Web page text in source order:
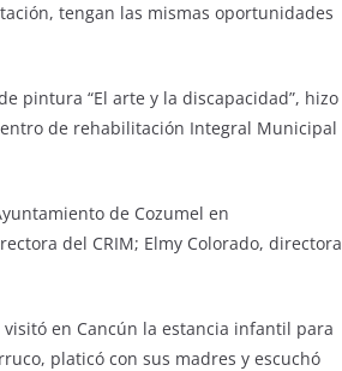
tengan las mismas oportunidades
pintura “El arte y la discapacidad”, hizo
de rehabilitación Integral Municipal
de Cozumel en
del CRIM; Elmy Colorado, directora
en Cancún la estancia infantil para
platicó con sus madres y escuchó